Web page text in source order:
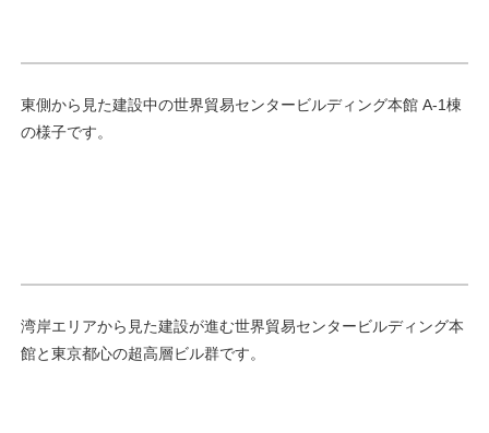
東側から見た建設中の世界貿易センタービルディング本館 A-1棟
の様子です。
湾岸エリアから見た建設が進む世界貿易センタービルディング本
館と東京都心の超高層ビル群です。